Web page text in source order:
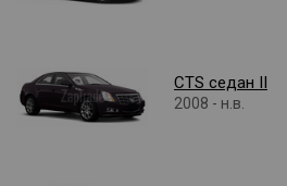
CTS седан II
2008 - н.в.